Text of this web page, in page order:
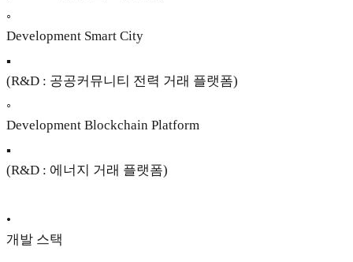
◦
Development Smart City
▪
(R&D : 공공커뮤니티 전력 거래 플랫폼)
◦
Development Blockchain Platform
▪
(R&D : 에너지 거래 플랫폼)
•
개발 스택